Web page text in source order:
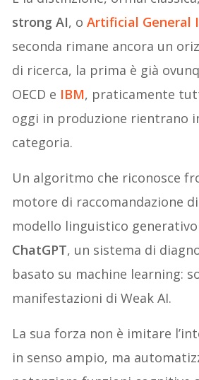
strong AI, oArtificial General
seconda rimane ancora un
di ricerca, la prima è già
OECD e IBM, praticamente
oggi in produzione rientrano
categoria.
Un algoritmo che riconosce
motore di raccomandazione
modello linguistico
ChatGPT, un sistema di
basato su machine learning:
manifestazioni di Weak AI.
La sua forza non è imitare
in senso ampio, ma